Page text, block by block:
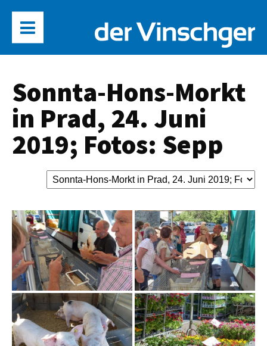
Sonnta-Hons-Morkt
in Prad, 24. Juni
2019; Fotos: Sepp